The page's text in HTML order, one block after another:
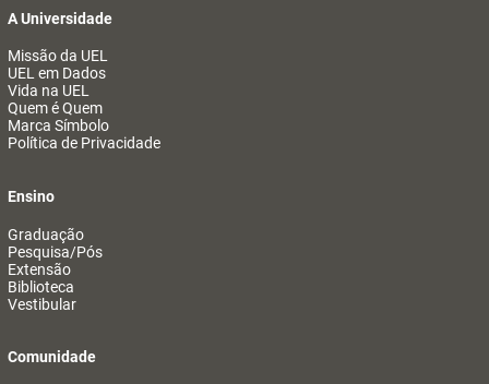
A Universidade
Missão da UEL
UEL em Dados
Vida na UEL
Quem é Quem
Marca Símbolo
Política de Privacidade
Ensino
Graduação
Pesquisa/Pós
Extensão
Biblioteca
Vestibular
Comunidade